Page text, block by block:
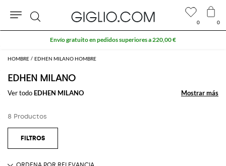
HOMBRE EDHEN MILANO HOMBRE
EDHEN MILANO
Ver todo EDHEN MILANO Mostrar más
Mostrar más
8 Productos
0 0
Buscar
Envío gratuito en pedidos superiores a 220,00 €